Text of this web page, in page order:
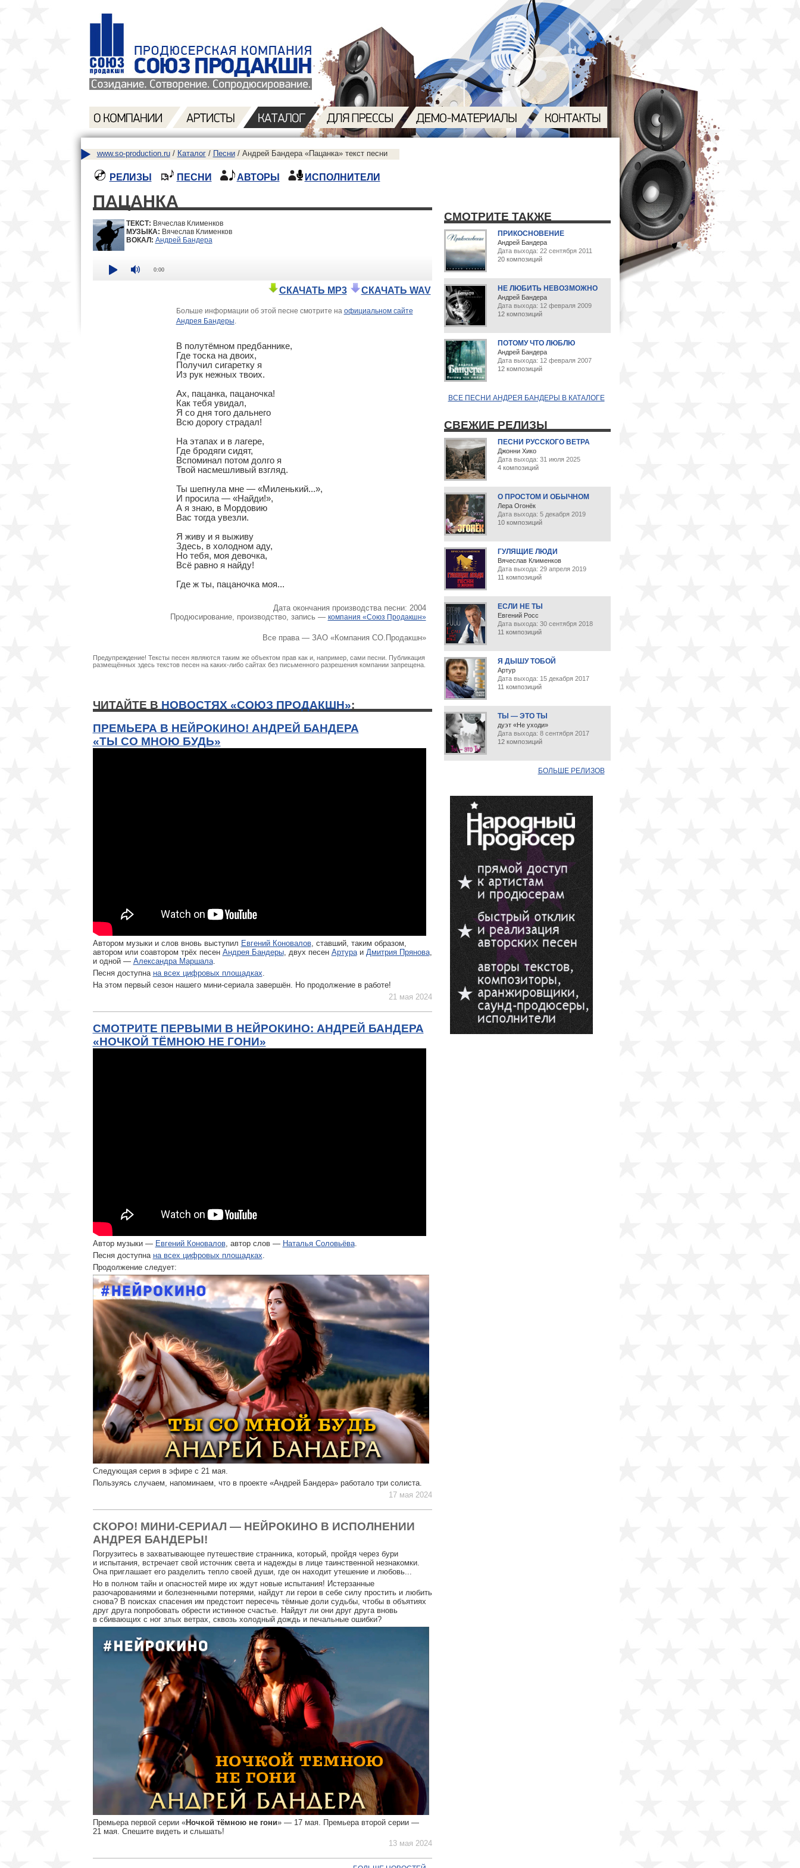
www.so-production.ru/ Каталог/ Песни/ Андрей Бандера «Пацанка» текст песни
РЕЛИЗЫ ПЕСНИ АВТОРЫ ИСПОЛНИТЕЛИ
ПАЦАНКА
ТЕКСТ: Вячеслав Клименков
МУЗЫКА: Вячеслав Клименков
ВОКАЛ: Андрей Бандера
0:00
СКАЧАТЬ MP3 СКАЧАТЬ WAV
Больше информации об этой песне смотрите на официальном сайте
Андрея Бандеры
В полутёмном предбаннике,
Где тоска на двоих,
Получил сигаретку я
Из рук нежных твоих.
Ах, пацанка, пацаночка!
Как тебя увидал,
Я со дня того дальнего
Всю дорогу страдал!
На этапах и в лагере,
Где бродяги сидят,
Вспоминал потом долго я
Твой насмешливый взгляд.
Ты шепнула мне — «Миленький...»,
И просила — «Найди!»,
А я знаю, в Мордовию
Вас тогда увезли.
Я живу и я выживу
Здесь, в холодном аду,
Но тебя, моя девочка,
Всё равно я найду!
Где ж ты, пацаночка моя...
Дата окончания производства песни: 2004
Продюсирование, производство, запись — компания «Союз Продакшн»
Все права — ЗАО «Компания СО.Продакшн»
Предупреждение! Тексты песен являются таким же объектом прав как и, например, сами песни. Публикация
размещённых здесь текстов песен на каких-либо сайтах без письменного разрешения компании запрещена.
ЧИТАЙТЕ В НОВОСТЯХ «СОЮЗ ПРОДАКШН»:
ПРЕМЬЕРА В НЕЙРОКИНО! АНДРЕЙ БАНДЕРА
«ТЫ СО МНОЮ БУДЬ»
Автором музыки и слов вновь выступил Евгений Коновалов, ставший, таким образом,
автором или соавтором трёх песен Андрея Бандеры, двух песен Артураи Дмитрия Прянова,
и одной — Александра Маршала.
Песня доступна на всех цифровых площадках
На этом первый сезон нашего мини-сериала завершён. Но продолжение в работе!
21 мая 2024
СМОТРИТЕ ПЕРВЫМИ В НЕЙРОКИНО: АНДРЕЙ БАНДЕРА
«НОЧКОЙ ТЁМНОЮ НЕ ГОНИ»
Автор музыки — Евгений Коновалов, автор слов — Наталья Соловьёва.
Песня доступна на всех цифровых площадках
Продолжение следует:
Следующая серия в эфире с 21 мая.
Пользуясь случаем, напоминаем, что в проекте «Андрей Бандера» работало три солиста.
17 мая 2024
СКОРО! МИНИ-СЕРИАЛ — НЕЙРОКИНО В ИСПОЛНЕНИИ
АНДРЕЯ БАНДЕРЫ!
Погрузитесь в захватывающее путешествие странника, который, пройдя через бури
и испытания, встречает свой источник света и надежды в лице таинственной незнакомки.
Она приглашает его разделить тепло своей души, где он находит утешение и любовь...
Но в полном тайн и опасностей мире их ждут новые испытания! Истерзанные
разочарованиями и болезненными потерями, найдут ли герои в себе силу простить и любить
снова? В поисках спасения им предстоит пересечь тёмные доли судьбы, чтобы в объятиях
друг друга попробовать обрести истинное счастье. Найдут ли они друг друга вновь
в сбивающих с ног злых ветрах, сквозь холодный дождь и печальные ошибки?
Премьера первой серии «Ночкой тёмною не гони» — 17 мая. Премьера второй серии —
21 мая. Спешите видеть и слышать!
13 мая 2024
СМОТРИТЕ ТАКЖЕ
ПРИКОСНОВЕНИЕ
Андрей Бандера
Дата выхода: 22 сентября 2011
20 композиций
НЕ ЛЮБИТЬ НЕВОЗМОЖНО
Андрей Бандера
Дата выхода: 12 февраля 2009
12 композиций
ПОТОМУ ЧТО ЛЮБЛЮ
Андрей Бандера
Дата выхода: 12 февраля 2007
12 композиций
ВСЕ ПЕСНИ АНДРЕЯ БАНДЕРЫ В КАТАЛОГЕ
СВЕЖИЕ РЕЛИЗЫ
ПЕСНИ РУССКОГО ВЕТРА
Джонни Хико
Дата выхода: 31 июля 2025
4 композиций
О ПРОСТОМ И ОБЫЧНОМ
Лера Огонёк
Дата выхода: 5 декабря 2019
10 композиций
ГУЛЯЩИЕ ЛЮДИ
Вячеслав Клименков
Дата выхода: 29 апреля 2019
11 композиций
ЕСЛИ НЕ ТЫ
Евгений Росс
Дата выхода: 30 сентября 2018
11 композиций
Я ДЫШУ ТОБОЙ
Артур
Дата выхода: 15 декабря 2017
11 композиций
ТЫ — ЭТО ТЫ
дуэт «Не уходи»
Дата выхода: 8 сентября 2017
12 композиций
БОЛЬШЕ РЕЛИЗОВ